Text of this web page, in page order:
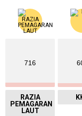
716
RAZIA
PEMAGARAN
LAUT